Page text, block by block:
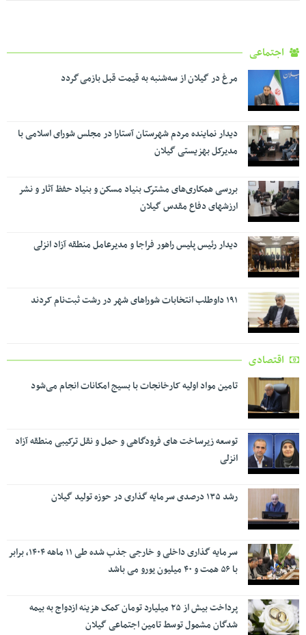
اجتماعی
مرغ در گیلان از سه‌شنبه به قیمت قبل بازمی گردد
دیدار نماینده مردم شهرستان آستارا در مجلس شورای اسلامی با
مدیرکل بهزیستی گیلان
بررسی همکاری‌های مشترک بنیاد مسکن و بنیاد حفظ آثار و نشر
ارزشهای دفاع مقدس گیلان
دیدار رئیس پلیس راهور فراجا و مدیرعامل منطقه آزاد انزلی
۱۹۱ داوطلب انتخابات شوراهای شهر در رشت ثبت‌نام کردند
اقتصادی
تامین مواد اولیه کارخانجات با بسیج امکانات انجام می‌شود
توسعه زیرساخت های فرودگاهی و حمل و نقل ترکیبی منطقه آزاد
انزلی
رشد ۱۳۵ درصدی سرمایه گذاری در حوزه تولید گیلان
سرمایه گذاری داخلی و خارجی جذب شده طی ۱۱ ماهه ۱۴۰۴، برابر
با ۵۶ همت و ۴۰ میلیون یورو می باشد
پرداخت بیش از ۲۵ میلیارد تومان کمک هزینه ازدواج به بیمه
شدگان مشمول توسط تامین اجتماعی گیلان